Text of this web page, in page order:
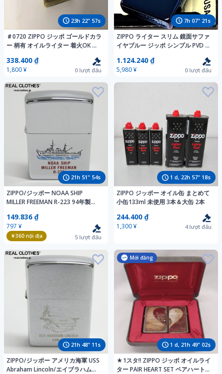
23h 22" 56s
＃0720 ZIPPO ジッポ ゴールドカラ
ー 柄有 オイルライター 着火OK 喫
338.400 ₫
1,800 ¥ 0 lượt đấu
7h 07" 20 s
ZIPPO ライター スリム 鏡面サファ
イヤブルー ジッポ シンプル PVD チ
ズ レディース おしゃれ
1.124.240 ₫
5,980 ¥ 0 lượt đấu
21h 51" 53s
ZIPPO/ジッポー NOAA SHIP
MILLER FREEMAN R-223 94年製
149.836 ₫
797 ¥
￥360nội địa 5 lượt đấu
1 d, 22h 57" 17s
ZIPPO ジッポー オイル缶 まとめて
小缶133ml 未使用 3本＆大缶 2本
244.400 ₫
1,300 ¥ 4lượt đấu
21h 48" 10 s
ZIPPO/ジッポー アメリカ海軍 USS
Abraham Lincoln/エイブラハム・
1 d, 21h 49" 01s
Mới đăng
★1スタ!! ZIPPO ジッポ オイルライ
ター PAIR HEART SET ペアハートセ